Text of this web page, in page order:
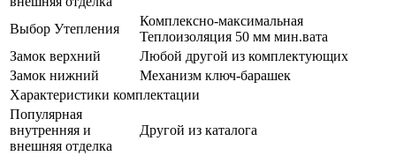
Выбор Утепления
Комплексно-максимальная
Теплоизоляция 50 мм мин.вата
Замок верхний
Любой другой из комплектующих
Замок нижний
Механизм ключ-барашек
Характеристики комплектации
Популярная
внутренняя и
внешняя отделка
Другой из каталога